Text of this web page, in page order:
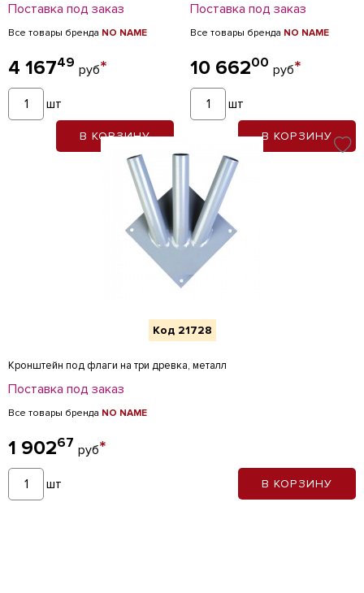
Поставка под заказ
Все товары бренда NO NAME
4 16749 руб*
шт
В КОРЗИНУ
Поставка под заказ
Все товары бренда NO NAME
10 66200 руб*
шт
В КОРЗИНУ
Код 21728
Кронштейн под флаги на три древка, металл
Поставка под заказ
Все товары бренда NO NAME
1 90267 руб*
шт В КОРЗИНУ